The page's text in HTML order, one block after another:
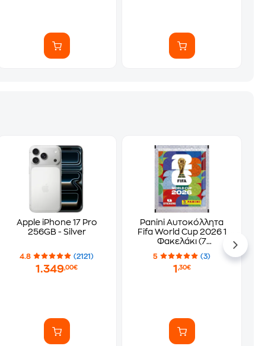
Apple iPhone 17 Pro
256GB - Silver
4.8 (2121)
1.349,00€
Panini Αυτοκόλλητα
Fifa World Cup 2026 1
Φακελάκι (7
Αυτοκόλλητα)
5 (3)
1 ,30€